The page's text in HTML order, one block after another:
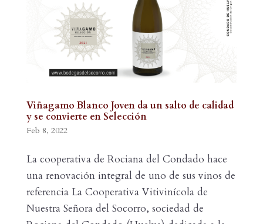
Viñagamo Blanco Joven da un salto de calidad
y se convierte en Selección
Feb 8, 2022
La cooperativa de Rociana del Condado hace
una renovación integral de uno de sus vinos de
referencia La Cooperativa Vitivinícola de
Nuestra Señora del Socorro, sociedad de